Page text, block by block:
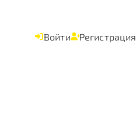
Войти Регистрация